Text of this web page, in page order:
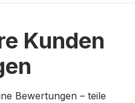
Kunden
Bewertungen – teile